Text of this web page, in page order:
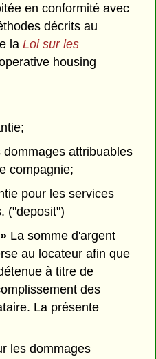
en conformité avec
décrits au
laLoi sur les
housing
dommages attribuables
compagnie;
pour les services
("deposit")
La somme d'argent
au locateur afin que
à titre de
des
La présente
les dommages